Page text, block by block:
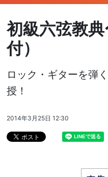
初級六弦教
付）
ロック・ギターを弾
授！
2014年3月25日 12:30